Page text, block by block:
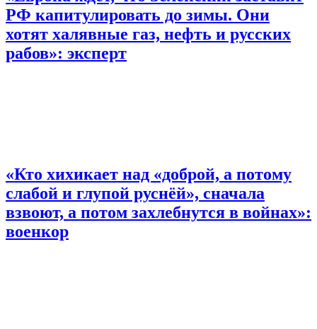
РФ капитулировать до зимы. Они
хотят халявные газ, нефть и русских
рабов»: эксперт
«Кто хихикает над «доброй, а потому
слабой и глупой руснёй», сначала
взвоют, а потом захлебнутся в войнах»:
военкор